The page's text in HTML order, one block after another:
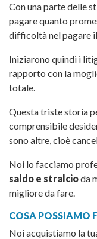
Con una parte delle
pagare quanto
difficoltà nel pagare
Iniziarono quindi i
rapporto con la
totale.
Questa triste storia
comprensibile
sono altre, cioè
Noi lo facciamo
saldo e stralcioda
migliore da fare.
COSA POSSIAMO
Noi acquistiamo la